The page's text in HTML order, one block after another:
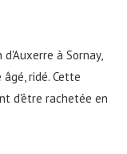
à Sornay,
ridé. Cette
d'être rachetée en